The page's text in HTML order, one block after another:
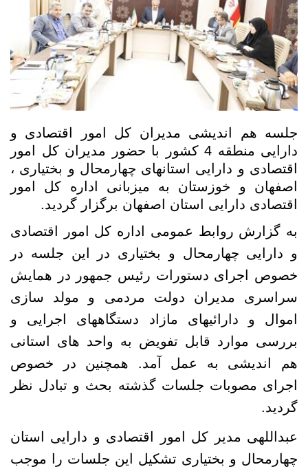
جلسه هم اندیشی مدیران کل امور اقتصادی و
دارایی منطقه 4 کشور با حضور مدیران کل امور
اقتصادی و دارایی استانهای چهارمحال و بختیاری ،
اصفهان و خوزستان به میزبانی اداره کل امور
اقتصادی دارایی استان اصفهان برگزار گردید.
به گزارش روابط عمومی اداره کل امور اقتصادی
و دارایی چهارمحال و بختیاری در
این جلسه در
خصوص اجرای دستورات رئیس جمهور در همایش
سراسری مدیران دولت مردمی و مولد سازی
اموال و دارائیهای مازاد دستگاههای اجرایی و
بررسی موارد قابل تفویض به واحد های استانی
هم اندیشی به عمل آمد. همچنین در خصوص
اجرای مصوبات جلسات گذشته بحث و تبادل نظر
گردید.
عبداللهی مدیر کل امور اقتصادی و دارایی استان
چهارمحال و بختیاری تشکیل این جلسات را موجب